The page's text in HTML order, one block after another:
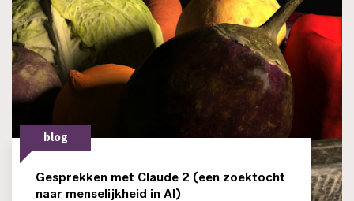
blog
Gesprekken met Claude 2 (een zoektocht
naar menselijkheid in AI)